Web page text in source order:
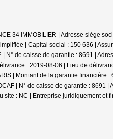
34 IMMOBILIER | Adresse siège
| Capital social : 150 636 |
de caisse de garantie : 8691 |
: 2019-08-06 | Lieu de
| Montant de la garantie
| N° de caisse de garantie :
site : NC |
Entreprise juridiquement et